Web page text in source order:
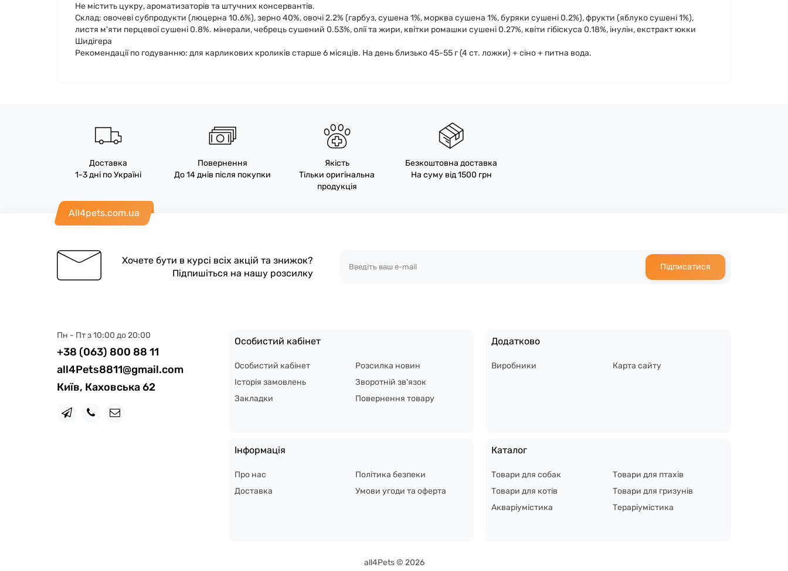
Не містить цукру, ароматизаторів та штучних консервантів.
Склад: овочеві субпродукти (люцерна 10.6%), зерно 40%, овочі 2.2% (гарбуз, сушена 1%, морква сушена 1%, буряки сушені 0.2%), фрукти (яблуко сушені 1%),
листя м'яти перцевої сушені 0.8%. мінерали, чебрець сушений 0.53%, олії та жири, квітки ромашки сушені 0.27%, квіти гібіскуса 0.18%, інулін, екстракт юкки
Шидігера
Рекомендації по годуванню: для карликових кроликів старше 6 місяців. На день близько 45-55 г (4 ст. ложки) + сіно + питна вода.
Доставка
1-3 дні по Україні
Повернення
До 14 днів після покупки
Якість
Тільки оригінальна
продукція
Безкоштовна доставка
На суму від 1500 грн
All4pets.com.ua
Хочете бути в курсі всіх акцій та знижок?
Підпишіться на нашу розсилку
Підписатися
Пн - Пт з 10:00 до 20:00
+38 (063) 800 88 11
all4Pets8811@gmail.com
Київ, Каховська 62
Особистий кабінет
Особистий кабінет
Історія замовлень
Закладки
Розсилка новин
Зворотній зв'язок
Повернення товару
Додатково
Виробники Карта сайту
Інформація
Про нас
Доставка
Політика безпеки
Умови угоди та оферта
Каталог
Товари для собак
Товари для котів
Акваріумістика
Товари для птахів
Товари для гризунів
Тераріумістика
all4Pets © 2026